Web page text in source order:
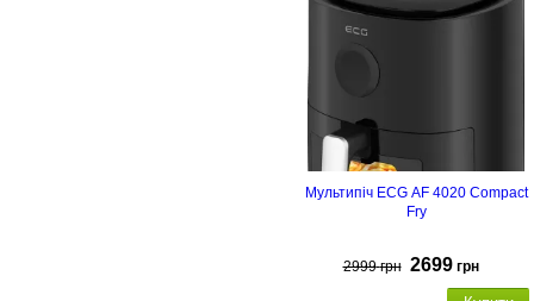
Мультипіч ECG AF 4020 Compact
Fry
2999 грн 2699 грн